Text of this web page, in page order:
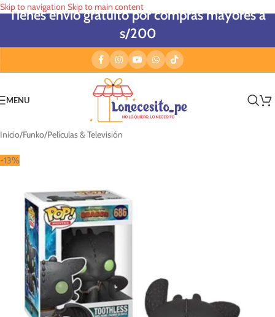
Skip to navigation Skip to main content
Tienes envío gratuito por compras mayores a
s/200
MENU
Inicio/Funko/Películas & Televisión
-13%